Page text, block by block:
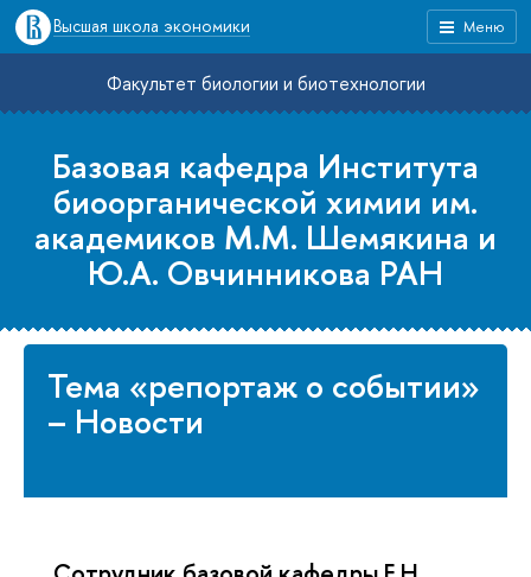
Меню
Высшая школа экономики
Факультет биологии и биотехнологии
Базовая кафедра Института
биоорганической химии им.
академиков М.М. Шемякина и
Ю.А. Овчинникова РАН
Тема «репортаж о событии»
– Новости